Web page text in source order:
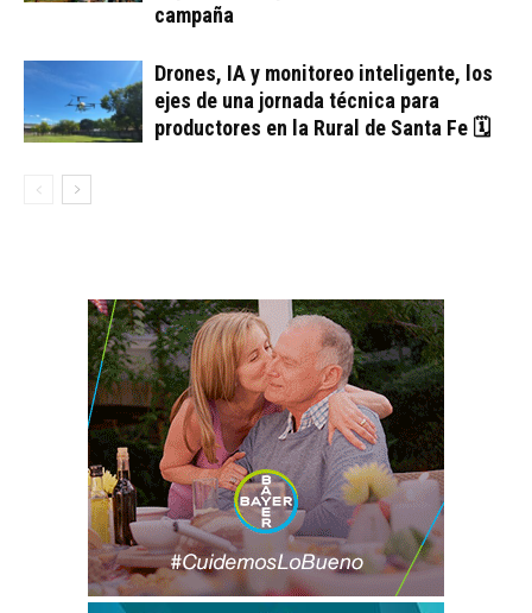
campaña
Drones, IA y monitoreo inteligente, los
ejes de una jornada técnica para
productores en la Rural de Santa Fe 🗓